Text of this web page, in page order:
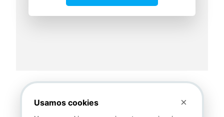
Usamos cookies ×